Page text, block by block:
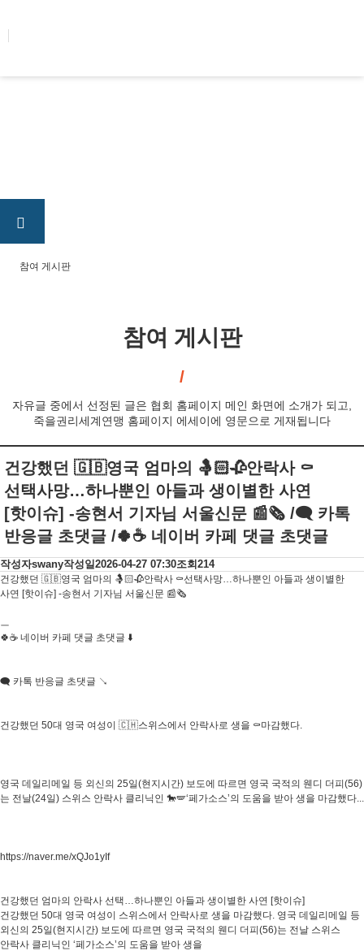
참여 게시판
참여 게시판
자유글 중에서 선정된 글은 협회 홈페이지 메인 화면에 소개가 되고,
죽을권리세계연맹 홈페이지 에세이에 영문으로 게재됩니다
건강했던 🇬🇧영국 엄마의 🤱🏻🥀안락사 ⚰️
선택사망…하나뿐인 아들과 생이별한 사연
[핫이슈] -송현서 기자님 서울신문 📰🗞 /🗨 카톡
반응글 초댓글 /🍀☕ 네이버 카페 댓글 초댓글
작성자swany작성일 2026-04-27 07:30조회 214
건강했던 🇬🇧영국 엄마의 🤱🏻🥀안락사 ⚰️선택사망…하나뿐인 아들과 생이별한
사연 [핫이슈] -송현서 기자님 서울신문 📰🗞
ㅡ
🍀☕ 네이버 카페 댓글 초댓글 ⬇️
🗨 카톡 반응글 초댓글 ↘️
건강했던 50대 영국 여성이 🇨🇭스위스에서 안락사로 생을 ⚰️마감했다.
영국 데일리메일 등 외신의 25일(현지시간) 보도에 따르면 영국 국적의 웬디 더피(56)
는 전날(24일) 스위스 안락사 클리닉인 🐎🪽‘페가소스’의 도움을 받아 생을 마감했다...
https://naver.me/xQJo1yIf
건강했던 엄마의 안락사 선택…하나뿐인 아들과 생이별한 사연 [핫이슈]
건강했던 50대 영국 여성이 스위스에서 안락사로 생을 마감했다. 영국 데일리메일 등
외신의 25일(현지시간) 보도에 따르면 영국 국적의 웬디 더피(56)는 전날 스위스
안락사 클리닉인 ‘페가소스’의 도움을 받아 생을